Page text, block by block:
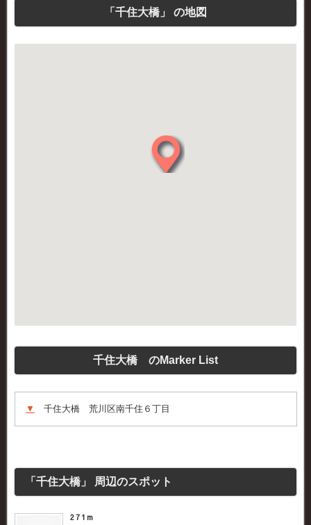
「千住大橋」 の地図
千住大橋 のMarker List
▼ 千住大橋 荒川区南千住６丁目
「千住大橋」 周辺のスポット
271m